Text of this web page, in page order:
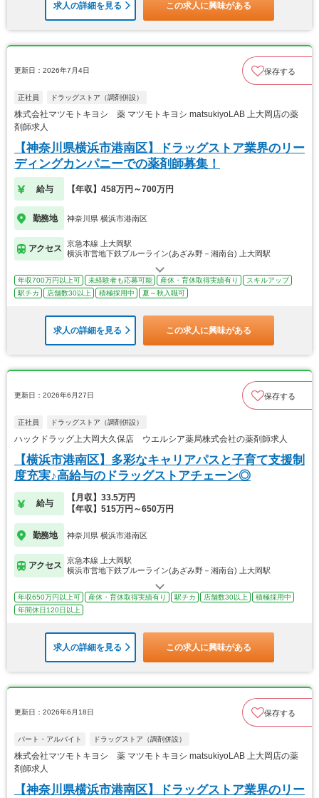
求人の詳細を見る この求人に興味がある
更新日：2026年7月4日 保存する
正社員 ドラッグストア（調剤併設）
株式会社マツモトキヨシ 薬 マツモトキヨシ matsukiyoLAB 上大岡店の薬
剤師求人
【神奈川県横浜市港南区】ドラッグストア業界のリー
ディングカンパニーでの薬剤師募集！
給与 【年収】458万円～700万円
勤務地 神奈川県 横浜市港南区
アクセス
京急本線 上大岡駅
横浜市営地下鉄ブルーライン(あざみ野－湘南台) 上大岡駅
年収700万円以上可 未経験者も応募可能 産休・育休取得実績有り
スキルアップ
駅チカ
店舗数30以上 積極採用中 夏～秋入職可
求人の詳細を見る この求人に興味がある
更新日：2026年6月27日 保存する
正社員 ドラッグストア（調剤併設）
ハックドラッグ上大岡大久保店 ウエルシア薬局株式会社の薬剤師求人
【横浜市港南区】多彩なキャリアパスと子育て支援制
度充実♪高給与のドラッグストアチェーン◎
給与
【月収】33.5万円
【年収】515万円～650万円
勤務地 神奈川県 横浜市港南区
アクセス
京急本線 上大岡駅
横浜市営地下鉄ブルーライン(あざみ野－湘南台) 上大岡駅
年収650万円以上可 産休・育休取得実績有り 駅チカ 店舗数30以上
積極採用中
年間休日120日以上
求人の詳細を見る この求人に興味がある
更新日：2026年6月18日 保存する
パート・アルバイト ドラッグストア（調剤併設）
株式会社マツモトキヨシ 薬 マツモトキヨシ matsukiyoLAB 上大岡店の薬
剤師求人
【神奈川県横浜市港南区】ドラッグストア業界のリー